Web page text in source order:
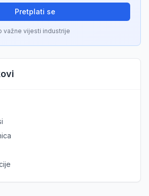
Pretplati se
važne vijesti industrije